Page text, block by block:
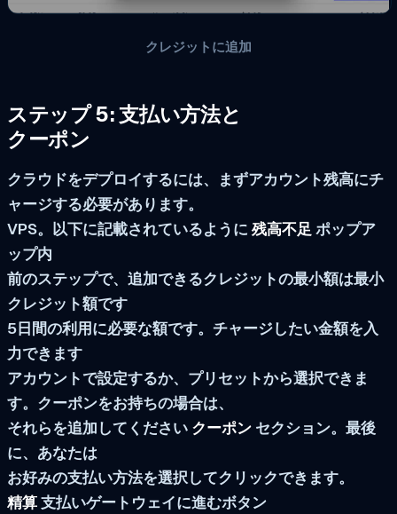
クレジットに追加
ステップ 5: 支払い方法と
クーポン
クラウドをデプロイするには、まずアカウント残高にチ
ャージする必要があります。
VPS。以下に記載されているように 残高不足ポップア
ップ内
前のステップで、追加できるクレジットの最小額は最小
クレジット額です
5日間の利用に必要な額です。チャージしたい金額を入
力できます
アカウントで設定するか、プリセットから選択できま
す。クーポンをお持ちの場合は、
それらを追加してください クーポン セクション。最後
に、あなたは
お好みの支払い方法を選択してクリックできます。
精算支払いゲートウェイに進むボタン